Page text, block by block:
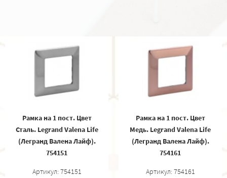
Рамка на 1 пост. Цвет
Сталь. Legrand Valena Life
(Легранд Валена Лайф).
754151
Артикул: 754151
Рамка на 1 пост. Цвет
Медь. Legrand Valena Life
(Легранд Валена Лайф).
754161
Артикул: 754161